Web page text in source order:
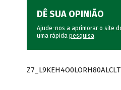
DÊ SUA OPINIÃO
Ajude-nos a aprimorar o site
uma rápida pesquisa.